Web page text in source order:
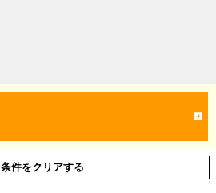
条件をクリアする